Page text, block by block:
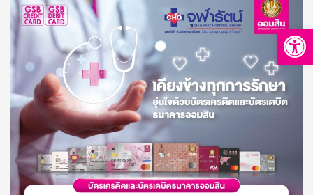
บริการทางการเงิน
อื่นๆ
ติดต่อเรา
บริการออนไลน์
TH
EN
GSB Society